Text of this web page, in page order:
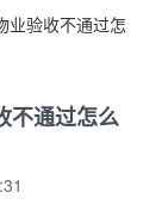
业验收不通过怎
不通过怎么